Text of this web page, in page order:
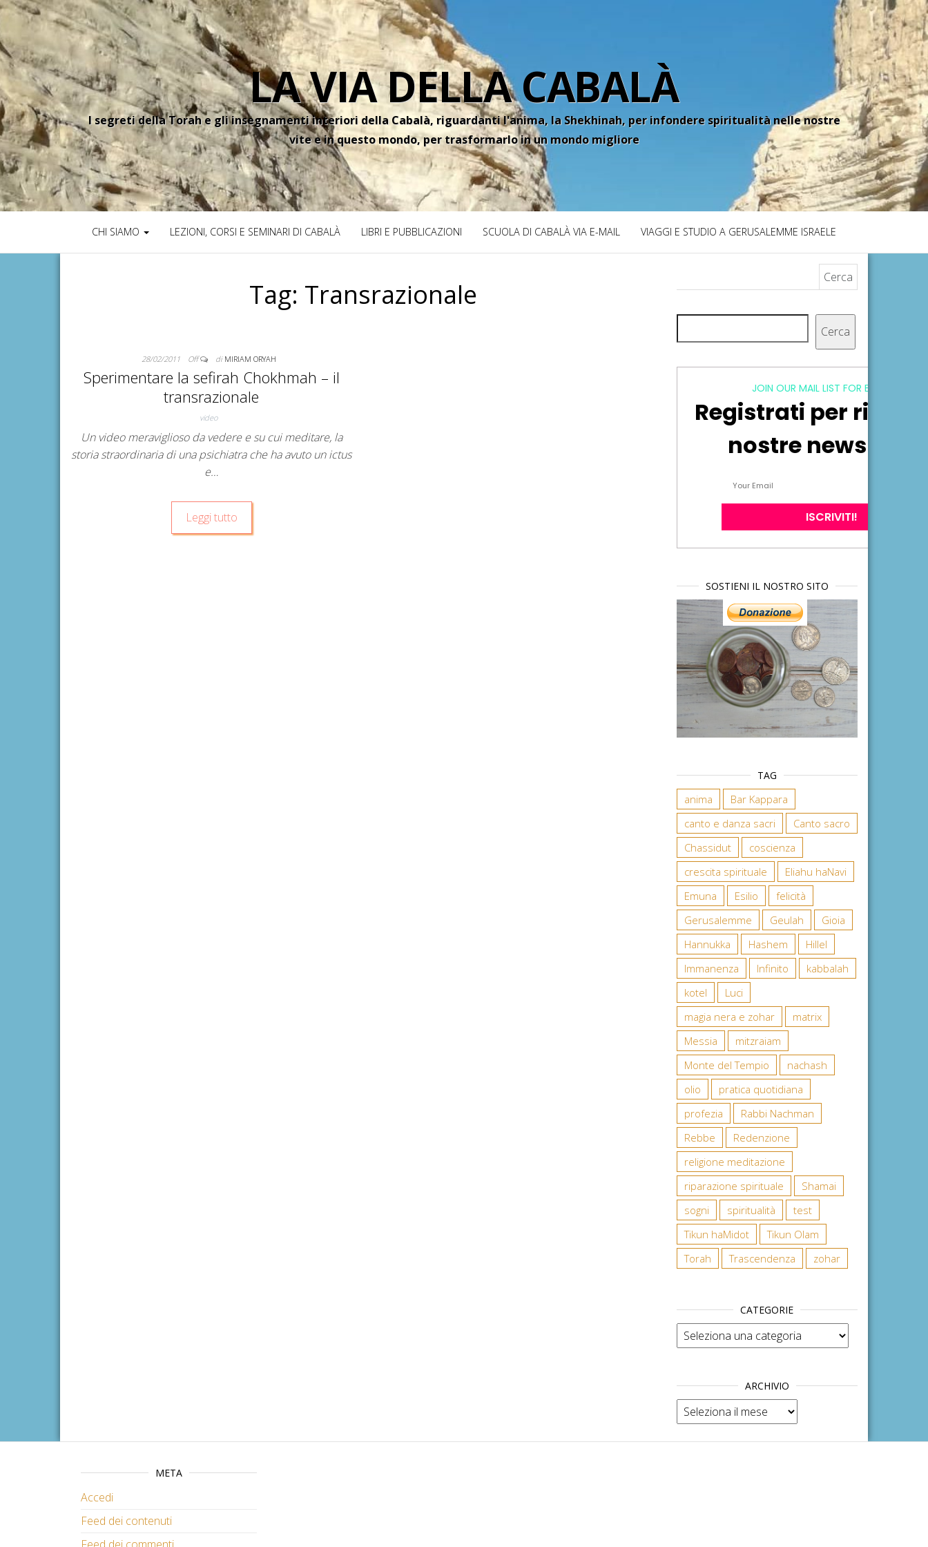
LA VIA DELLA CABALÀ
I segreti della Torah e gli insegnamenti interiori della Cabalà, riguardanti l'anima, la Shekhinah, per infondere spiritualità nelle nostre
vite e in questo mondo, per trasformarlo in un mondo migliore
CHI SIAMO LEZIONI, CORSI E SEMINARI DI CABALÀ LIBRI E PUBBLICAZIONI SCUOLA DI CABALÀ VIA E-MAIL VIAGGI E STUDIO A GERUSALEMME ISRAELE
Tag: Transrazionale
28/02/2011 Off di MIRIAM ORYAH
Sperimentare la sefirah Chokhmah – il
transrazionale
video
Un video meraviglioso da vedere e su cui meditare, la
storia straordinaria di una psichiatra che ha avuto un ictus
e…
Leggi tutto
Cerca
JOIN OUR MAIL LIST FOR EXCLUSIVE
Registrati per
nostre
SOSTIENI IL NOSTRO SITO
TAG
anima
Bar Kappara
canto e danza sacri
Canto sacro
Chassidut
coscienza
crescita spirituale
Eliahu haNavi
Emuna
Esilio
felicità
Gerusalemme
Geulah
Gioia
Hannukka
Hashem
Hillel
Immanenza
Infinito
kabbalah
kotel
Luci
magia nera e zohar
matrix
Messia
mitzraiam
Monte del Tempio
nachash
olio
pratica quotidiana
profezia
Rabbi Nachman
Rebbe
Redenzione
religione meditazione
riparazione spirituale
Shamai
sogni
spiritualità
test
Tikun haMidot
Tikun Olam
Torah
Trascendenza zohar
CATEGORIE
Categorie
ARCHIVIO
Archivio
META
Accedi
Feed dei contenuti